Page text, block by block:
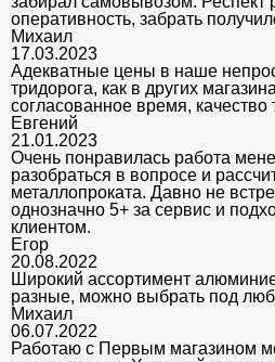
оперативность, забрать
Михаил
17.03.2023
Адекватные цены в наше
тридорога, как в других
согласованное время, качество
Евгений
21.01.2023
Очень понравилась работа
разобраться в вопросе и
металлопроката. Давно не
однозначно 5+ за сервис и
клиентом.
Егор
20.08.2022
Широкий ассортимент
разные, можно выбрать под
Михаил
06.07.2022
Работаю с Первым магазином